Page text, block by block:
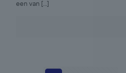
een van […]